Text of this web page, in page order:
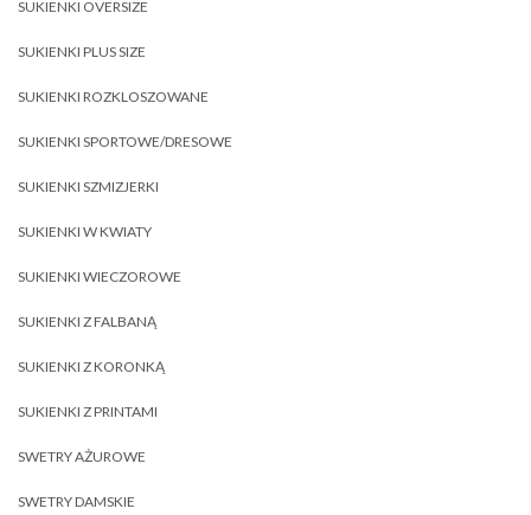
SUKIENKI OVERSIZE
SUKIENKI PLUS SIZE
SUKIENKI ROZKLOSZOWANE
SUKIENKI SPORTOWE/DRESOWE
SUKIENKI SZMIZJERKI
SUKIENKI W KWIATY
SUKIENKI WIECZOROWE
SUKIENKI Z FALBANĄ
SUKIENKI Z KORONKĄ
SUKIENKI Z PRINTAMI
SWETRY AŻUROWE
SWETRY DAMSKIE